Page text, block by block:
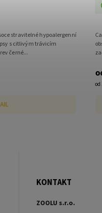
stravitelné hypoalergenní
s citlivým trávicím
černé...
od
KONTAKT
ZOOLU s.r.o.